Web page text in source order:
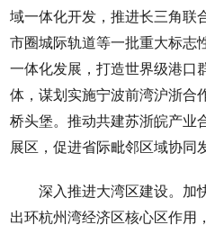
域一体化开发，推进长三角联
市圈城际轨道等一批重大标志
一体化发展，打造世界级港口
体，谋划实施宁波前湾沪浙合
桥头堡。推动共建苏浙皖产业
展区，促进省际毗邻区域协同
深入推进大湾区建设。加
出环杭州湾经济区核心区作用